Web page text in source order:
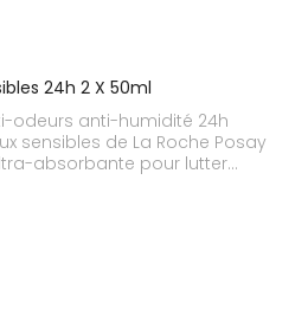
24h 2 X 50ml
odeurs anti-humidité 24h
sensibles de La Roche Posay
absorbante pour lutter
de Zinc pour neutraliser
apaisante. Le déodorant bille
24h sans alcool pour
aux aisselles sensibles et
sensoriel.